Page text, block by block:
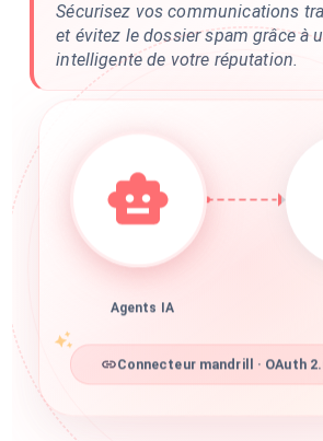
Sécurisez vos communications
et évitez le dossier spam grâce à
intelligente de votre réputation.
Agents IA
Connecteur mandrill · OAuth